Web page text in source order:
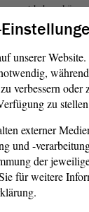
haben,
Ort auf der
sind. Alle
allgemeine
zum Beispiel: Wer
Wie funktionieren
wie können Sie
dieser
unserer
verbessern oder
zu
externer
und -
der
für weitere